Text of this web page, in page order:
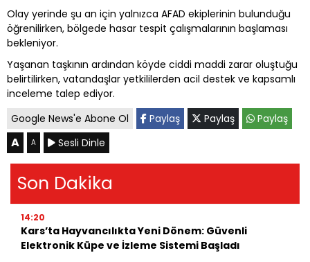
Olay yerinde şu an için yalnızca AFAD ekiplerinin bulunduğu
öğrenilirken, bölgede hasar tespit çalışmalarının başlaması
bekleniyor.
Yaşanan taşkının ardından köyde ciddi maddi zarar oluştuğu
belirtilirken, vatandaşlar yetkililerden acil destek ve kapsamlı
inceleme talep ediyor.
Google News'e Abone Ol
Paylaş Paylaş Paylaş
A A Sesli Dinle
Son Dakika
14:20
Kars’ta Hayvancılıkta Yeni Dönem: Güvenli
Elektronik Küpe ve İzleme Sistemi Başladı